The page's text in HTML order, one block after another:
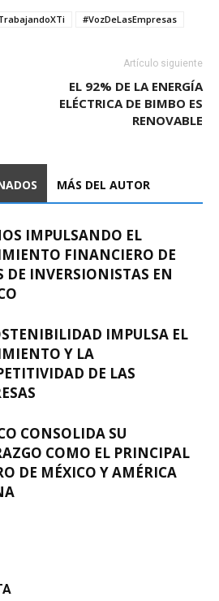
#VozDeLasEmpresas
Artículo siguiente
EL 92% DE LA ENERGÍA
ELÉCTRICA DE BIMBO ES
RENOVABLE
MÁS DEL AUTOR
IMPULSANDO EL
FINANCIERO DE
DE INVERSIONISTAS EN
IMPULSA EL
Y LA
DE LAS
CONSOLIDA SU
COMO EL PRINCIPAL
DE MÉXICO Y AMÉRICA